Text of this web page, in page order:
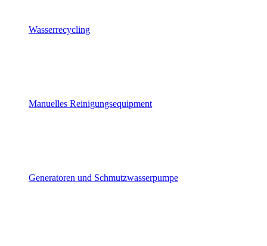
Wasserrecycling
Manuelles Reinigungsequipment
Generatoren und Schmutzwasserpumpe